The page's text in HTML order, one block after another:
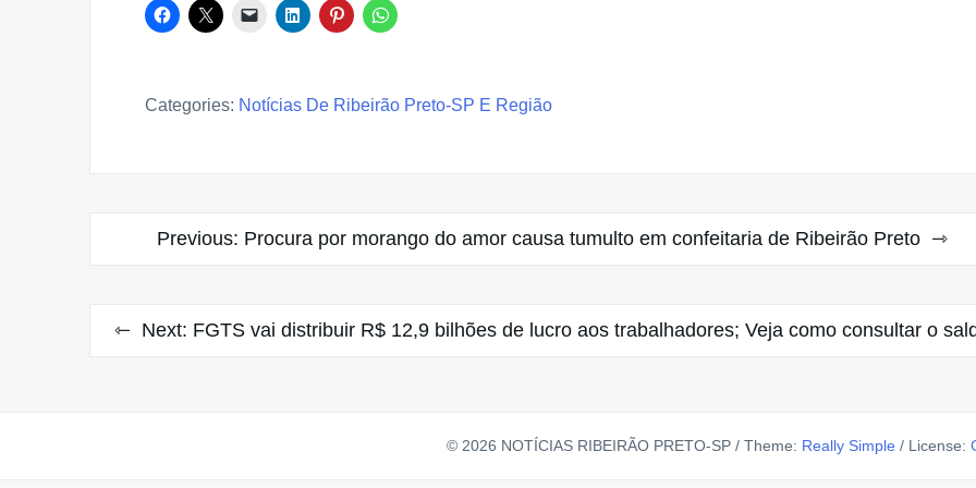
Categories: Notícias De Ribeirão Preto-SP E Região
Previous: Procura por morango do amor causa tumulto em confeitaria de Ribeirão Preto
Next: FGTS vai distribuir R$ 12,9 bilhões de lucro aos trabalhadores; Veja como consultar o
© 2026 NOTÍCIAS RIBEIRÃO PRETO-SP / Theme: Really Simple / License: